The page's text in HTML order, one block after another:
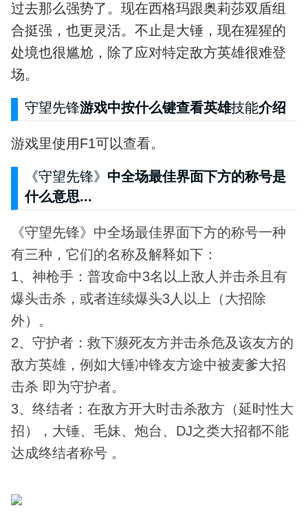
过去那么强势了。现在西格玛跟奥莉莎双盾组
合挺强，也更灵活。不止是大锤，现在猩猩的
处境也很尴尬，除了应对特定敌方英雄很难登
场。
守望先锋游戏中按什么键查看英雄技能介绍
游戏里使用F1可以查看。
《守望先锋》 中全场最佳界面下方的称号是
什么意思...
《守望先锋》中全场最佳界面下方的称号一种
有三种，它们的名称及解释如下：
1、神枪手：普攻命中3名以上敌人并击杀且有
爆头击杀，或者连续爆头3人以上（大招除
外）。
2、守护者：救下濒死友方并击杀危及该友方的
敌方英雄，例如大锤冲锋友方途中被麦爹大招
击杀 即为守护者。
3、终结者：在敌方开大时击杀敌方（延时性大
招），大锤、毛妹、炮台、DJ之类大招都不能
达成终结者称号 。